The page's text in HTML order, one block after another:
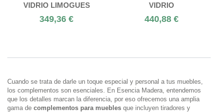
VIDRIO LIMOGUES
349,36 €
VIDRIO
440,88 €
Cuando se trata de darle un toque especial y personal a tus muebles,
los complementos son esenciales. En Esencia Madera, entendemos
que los detalles marcan la diferencia, por eso ofrecemos una amplia
gama de complementos para muebles que incluyen tiradores y